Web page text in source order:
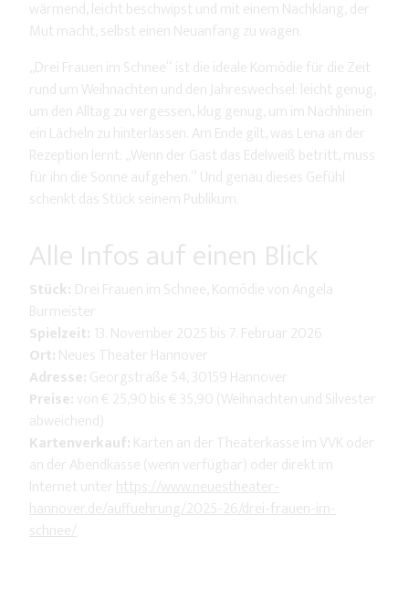
wärmend, leicht beschwipst und mit einem Nachklang, der
Mut macht, selbst einen Neuanfang zu wagen.
„Drei Frauen im Schnee“ ist die ideale Komödie für die Zeit
rund um Weihnachten und den Jahreswechsel: leicht genug,
um den Alltag zu vergessen, klug genug, um im Nachhinein
ein Lächeln zu hinterlassen. Am Ende gilt, was Lena an der
Rezeption lernt: „Wenn der Gast das Edelweiß betritt, muss
für ihn die Sonne aufgehen.“ Und genau dieses Gefühl
schenkt das Stück seinem Publikum.
Alle Infos auf einen Blick
Stück: Drei Frauen im Schnee, Komödie von Angela
Burmeister
Spielzeit: 13. November 2025 bis 7. Februar 2026
Ort:Neues Theater Hannover
Adresse:Georgstraße 54, 30159 Hannover
Preise:von € 25,90 bis € 35,90 (Weihnachten und Silvester
abweichend)
Kartenverkauf:Karten an der Theaterkasse im VVK oder
an der Abendkasse (wenn verfügbar) oder direkt im
Internet unterhttps://www.neuestheater-
hannover.de/auffuehrung/2025-26/drei-frauen-im-
schnee/